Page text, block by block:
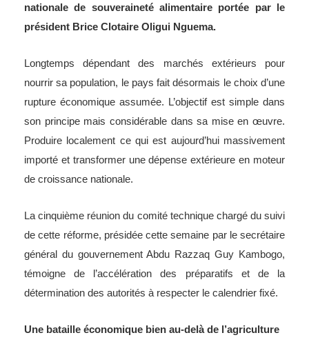
nationale de souveraineté alimentaire portée par le
président Brice Clotaire Oligui Nguema.
Longtemps dépendant des marchés extérieurs pour
nourrir sa population, le pays fait désormais le choix d’une
rupture économique assumée. L’objectif est simple dans
son principe mais considérable dans sa mise en œuvre.
Produire localement ce qui est aujourd’hui massivement
importé et transformer une dépense extérieure en moteur
de croissance nationale.
La cinquième réunion du comité technique chargé du suivi
de cette réforme, présidée cette semaine par le secrétaire
général du gouvernement Abdu Razzaq Guy Kambogo,
témoigne de l’accélération des préparatifs et de la
détermination des autorités à respecter le calendrier fixé.
Une bataille économique bien au-delà de l’agriculture